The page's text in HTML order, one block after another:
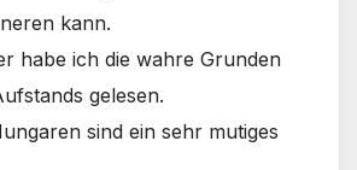
kann.
habe ich die wahre Grunden
gelesen.
sind ein sehr mutiges